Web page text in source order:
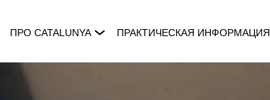
ПРО CATALUNYA ПРАКТИЧЕСКАЯ ИНФОРМАЦИЯ